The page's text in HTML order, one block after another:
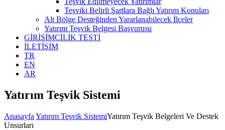
Teşviki Belirli Şartlara Bağlı Yatırım Konuları
Alt Bölge Desteğinden Yararlanabilecek İlçeler
Yatırım Teşvik Belgesi Başvurusu
GİRİŞİMCİLİK TESTİ
İLETİŞİM
TR
EN
AR
Yatırım Teşvik Sistemi
Anasayfa Yatırım Teşvik SistemiYatırım Teşvik Belgeleri Ve Destek
Unsurları